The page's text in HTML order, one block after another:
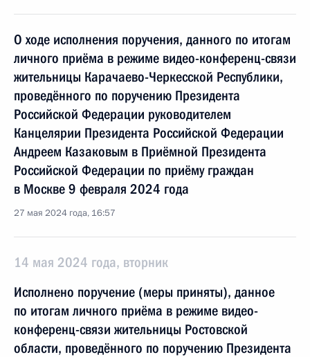
О ходе исполнения поручения, данного по итогам
личного приёма в режиме видео-конференц-связи
жительницы Карачаево-Черкесской Республики,
проведённого по поручению Президента
Российской Федерации руководителем
Канцелярии Президента Российской Федерации
Андреем Казаковым в Приёмной Президента
Российской Федерации по приёму граждан
в Москве 9 февраля 2024 года
27 мая 2024 года, 16:57
14 мая 2024 года, вторник
Исполнено поручение (меры приняты), данное
по итогам личного приёма в режиме видео-
конференц-связи жительницы Ростовской
области, проведённого по поручению Президента